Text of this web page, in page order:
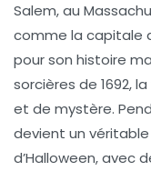
Salem, au
comme la capitale
pour son histoire
sorcières de 1692,
et de mystère.
devient un
d’Halloween, avec